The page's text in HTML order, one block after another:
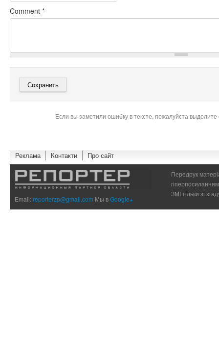
Comment *
Если вы заметили ошибку в тексте, пожалуйста
Реклама Контакти Про сайт
Email:reporterzp@gmail.com Мы вGoogle+
Передрук
ЗМІ тільки зі